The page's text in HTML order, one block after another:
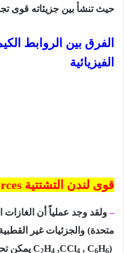
حیث تنشأ بین جزیئاته قوى
الفرق بین الروابط
الفیزیائیة
قوى لندن التشتتية
–ولقد وجد عملیاً أن الغازات
متحدة) والجزئيات غير
C2H4 ,CCl4 , C6H6) يمكن